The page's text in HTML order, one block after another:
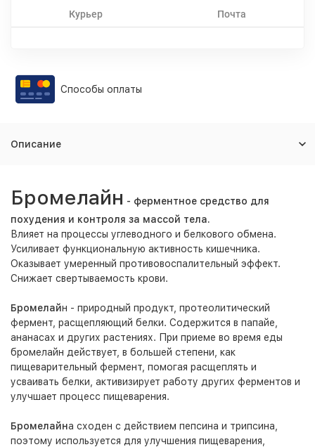
Курьер Почта
Способы оплаты
Описание
Бромелайн - ферментное средство для
похудения и контроля за массой тела.
Влияет на процессы углеводного и белкового обмена.
Усиливает функциональную активность кишечника.
Оказывает умеренный противовоспалительный эффект.
Снижает свертываемость крови.
Бромелайн - природный продукт, протеолитический
фермент, расщепляющий белки. Содержится в папайе,
ананасах и других растениях. При приеме во время еды
бромелайн действует, в большей степени, как
пищеварительный фермент, помогая расщеплять и
усваивать белки, активизирует работу других ферментов и
улучшает процесс пищеварения.
Бромелайна сходен с действием пепсина и трипсина,
поэтому используется для улучшения пищеварения,